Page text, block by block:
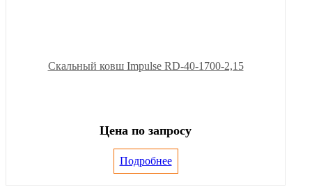
Скальный ковш Impulse RD-40-1700-2,15
Цена по запросу
Подробнее